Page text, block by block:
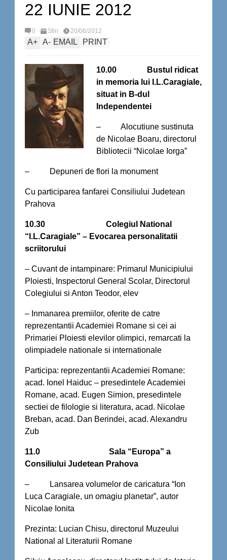
22 IUNIE 2012
0 Stiri 20/06/2012
A+ A- EMAIL PRINT
10.00 Bustul ridicat
in memoria lui I.L.Caragiale,
situat in B-dul
Independentei
– Alocutiune sustinuta
de Nicolae Boaru, directorul
Bibliotecii “Nicolae Iorga”
– Depuneri de flori la monument
Cu participarea fanfarei Consiliului Judetean
Prahova
10.30 Colegiul National
“I.L.Caragiale” – Evocarea personalitatii
scriitorului
– Cuvant de intampinare: Primarul Municipiului
Ploiesti, Inspectorul General Scolar, Directorul
Colegiului si Anton Teodor, elev
– Inmanarea premiilor, oferite de catre
reprezentantii Academiei Romane si cei ai
Primariei Ploiesti elevilor olimpici, remarcati la
olimpiadele nationale si internationale
Participa: reprezentantii Academiei Romane:
acad. Ionel Haiduc – presedintele Academiei
Romane, acad. Eugen Simion, presedintele
sectiei de filologie si literatura, acad. Nicolae
Breban, acad. Dan Berindei, acad. Alexandru
Zub
11.0 Sala “Europa” a
Consiliului Judetean Prahova
– Lansarea volumelor de caricatura “Ion
Luca Caragiale, un omagiu planetar”, autor
Nicolae Ionita
Prezinta: Lucian Chisu, directorul Muzeului
National al Literaturii Romane